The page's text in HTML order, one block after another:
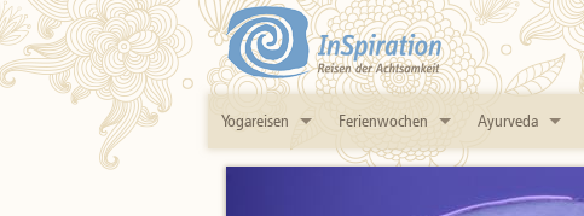
Yogareisen Ferienwochen Ayurveda